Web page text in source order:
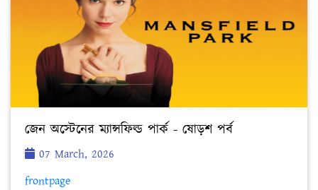
জেন অস্টেনের ম্যান্সফিল্ড পার্ক - ষোড়শ পর্ব
07 March, 2026
frontpage